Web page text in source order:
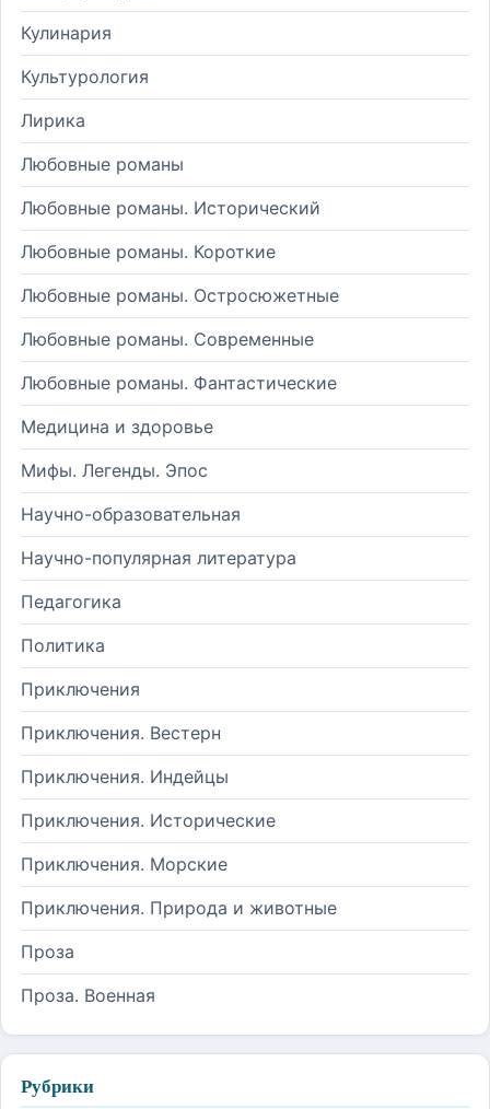
Кулинария
Культурология
Лирика
Любовные романы
Любовные романы. Исторический
Любовные романы. Короткие
Любовные романы. Остросюжетные
Любовные романы. Современные
Любовные романы. Фантастические
Медицина и здоровье
Мифы. Легенды. Эпос
Научно-образовательная
Научно-популярная литература
Педагогика
Политика
Приключения
Приключения. Вестерн
Приключения. Индейцы
Приключения. Исторические
Приключения. Морские
Приключения. Природа и животные
Проза
Проза. Военная
Рубрики